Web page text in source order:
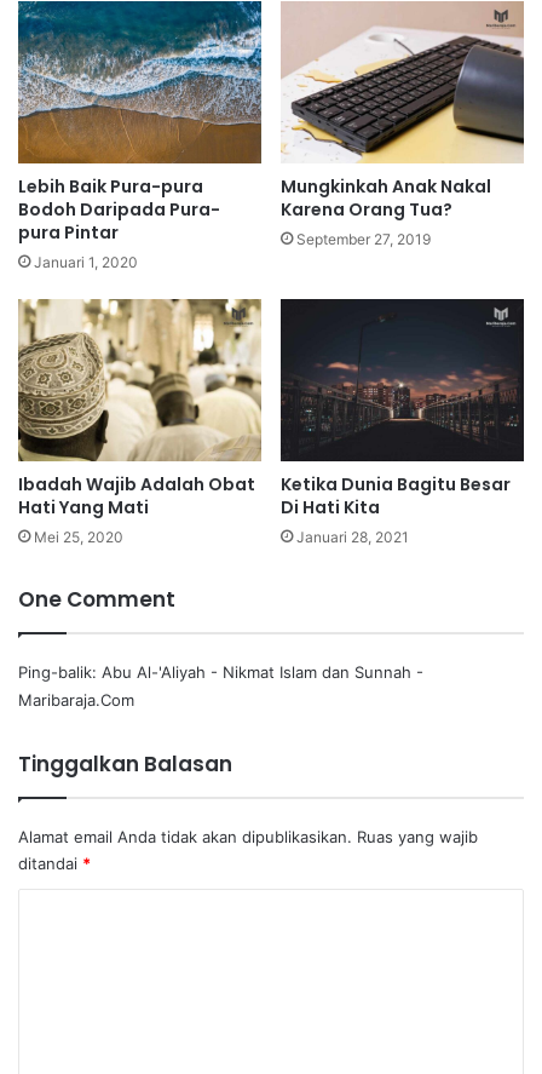
Lebih Baik Pura-pura
Bodoh Daripada Pura-
pura Pintar
Januari 1, 2020
Mungkinkah Anak Nakal
Karena Orang Tua?
September 27, 2019
Ibadah Wajib Adalah Obat
Hati Yang Mati
Mei 25, 2020
Ketika Dunia Bagitu Besar
Di Hati Kita
Januari 28, 2021
One Comment
Ping-balik: Abu Al-'Aliyah - Nikmat Islam dan Sunnah -
Maribaraja.Com
Tinggalkan Balasan
Alamat email Anda tidak akan dipublikasikan. Ruas yang wajib
ditandai *